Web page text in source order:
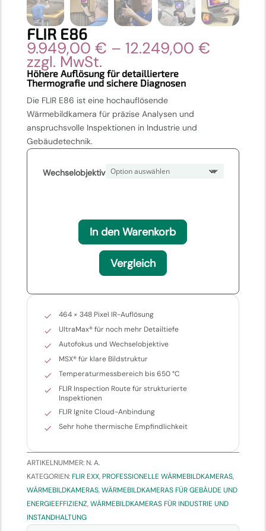
FLIR E86
9.949,00 € – 12.249,00 €
zzgl. MwSt.
Höhere Auflösung für detailliertere
Thermografie und sichere Diagnosen
Die FLIR E86 ist eine hochauflösende
Wärmebildkamera für präzise Analysen und
anspruchsvolle Inspektionen in Industrie und
Gebäudetechnik.
Wechselobjektiv
In den Warenkorb
Vergleich
464 × 348 Pixel IR-Auflösung
UltraMax® für noch mehr Detailtiefe
Autofokus und Wechselobjektive
MSX® für klare Bildstruktur
Temperaturmessbereich bis 650 °C
FLIR Inspection Route für strukturierte
Inspektionen
FLIR Ignite Cloud-Anbindung
Sehr hohe thermische Empfindlichkeit
ARTIKELNUMMER: N. A.
KATEGORIEN:FLIR EXX,PROFESSIONELLE WÄRMEBILDKAMERAS,
WÄRMEBILDKAMERAS,WÄRMEBILDKAMERAS FÜR GEBÄUDE UND
ENERGIEEFFIZIENZ,WÄRMEBILDKAMERAS FÜR INDUSTRIE UND
INSTANDHALTUNG